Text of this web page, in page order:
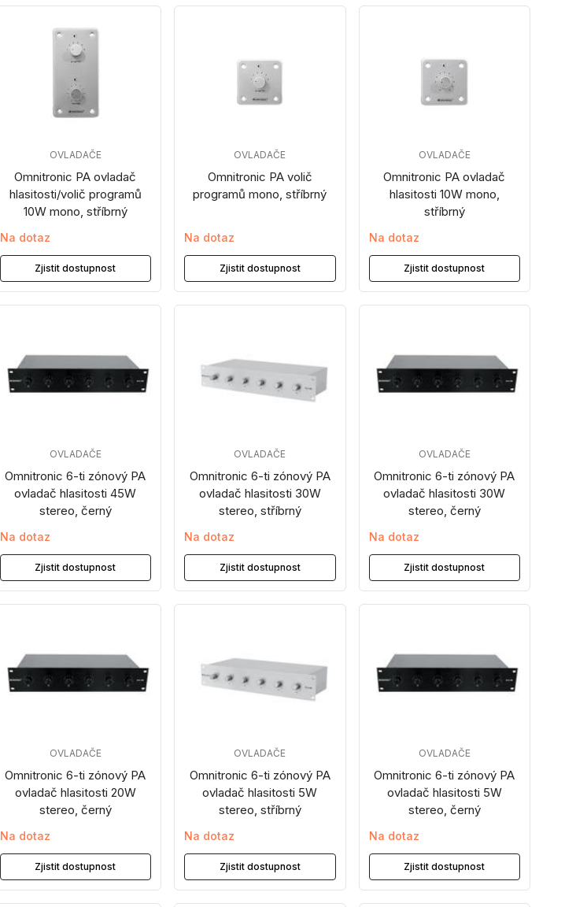
Omnitronic PA ovladač
hlasitosti/volič programů
10W mono, stříbrný
OVLADAČE
Na dotaz
Zjistit dostupnost
Omnitronic PA volič
programů mono, stříbrný
OVLADAČE
Na dotaz
Zjistit dostupnost
Omnitronic PA ovladač
hlasitosti 10W mono,
stříbrný
OVLADAČE
Na dotaz
Zjistit dostupnost
Omnitronic 6-ti zónový PA
ovladač hlasitosti 45W
stereo, černý
OVLADAČE
Na dotaz
Zjistit dostupnost
Omnitronic 6-ti zónový PA
ovladač hlasitosti 30W
stereo, stříbrný
OVLADAČE
Na dotaz
Zjistit dostupnost
Omnitronic 6-ti zónový PA
ovladač hlasitosti 30W
stereo, černý
OVLADAČE
Na dotaz
Zjistit dostupnost
Omnitronic 6-ti zónový PA
ovladač hlasitosti 20W
stereo, černý
OVLADAČE
Na dotaz
Zjistit dostupnost
Omnitronic 6-ti zónový PA
ovladač hlasitosti 5W
stereo, stříbrný
OVLADAČE
Na dotaz
Zjistit dostupnost
Omnitronic 6-ti zónový PA
ovladač hlasitosti 5W
stereo, černý
OVLADAČE
Na dotaz
Zjistit dostupnost